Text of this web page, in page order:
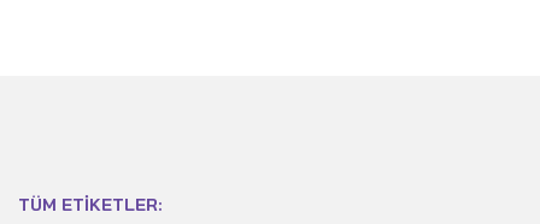
TÜM ETIKETLER: